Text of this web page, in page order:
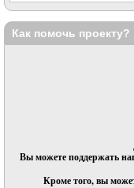
Как помочь проекту?
Вы можете поддержать
Кроме того, вы